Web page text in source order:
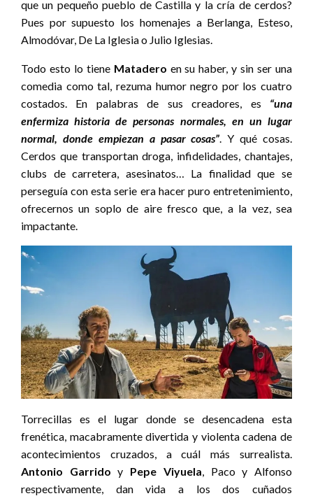
que un pequeño pueblo de Castilla y la cría de cerdos?
Pues por supuesto los homenajes a Berlanga, Esteso,
Almodóvar, De La Iglesia o Julio Iglesias.
Todo esto lo tiene Matadero en su haber, y sin ser una
comedia como tal, rezuma humor negro por los cuatro
costados. En palabras de sus creadores, es “una
enfermiza historia de personas normales, en un lugar
normal, donde empiezan a pasar cosas”. Y qué cosas.
Cerdos que transportan droga, infidelidades, chantajes,
clubs de carretera, asesinatos… La finalidad que se
perseguía con esta serie era hacer puro entretenimiento,
ofrecernos un soplo de aire fresco que, a la vez, sea
impactante.
Torrecillas es el lugar donde se desencadena esta
frenética, macabramente divertida y violenta cadena de
acontecimientos cruzados, a cuál más surrealista.
Antonio Garrido y Pepe Viyuela , Paco y Alfonso
respectivamente, dan vida a los dos cuñados